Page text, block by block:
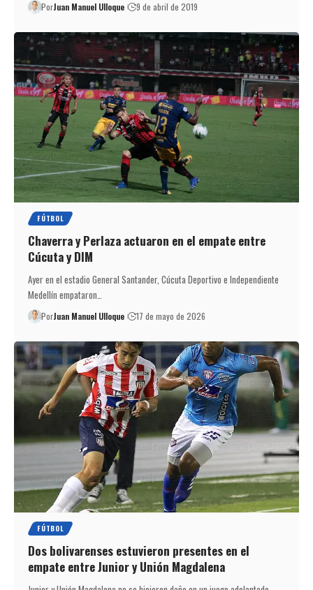
PorJuan Manuel Ulloque 9 de abril de 2019
FÚTBOL
Chaverra y Perlaza actuaron en el empate entre
Cúcuta y DIM
Ayer en el estadio General Santander, Cúcuta Deportivo e Independiente
Medellín empataron…
PorJuan Manuel Ulloque 17 de mayo de 2026
FÚTBOL
Dos bolivarenses estuvieron presentes en el
empate entre Junior y Unión Magdalena